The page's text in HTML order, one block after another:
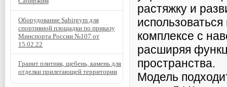
растяжку и
комплексе с
расширяя
пространства.
Модель
Оборудование Sabirgym для
спортивной площадки по приказу
Минспорта России №107 от
15.02.22
Гранит плитняк, щебень, камень для
отделки прилегающей территории